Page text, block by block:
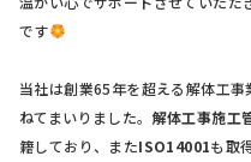
です
当社は創業65年を超える解体工
ねてまいりました。 解体工事施工
籍しており、またISO14001も取